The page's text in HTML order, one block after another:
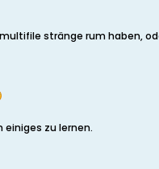
stränge rum haben,
zu lernen.